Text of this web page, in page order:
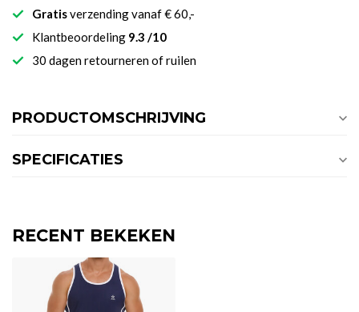
Gratisverzending vanaf € 60,-
Klantbeoordeling 9.3 /10
30 dagen retourneren of ruilen
PRODUCTOMSCHRIJVING
SPECIFICATIES
RECENT BEKEKEN